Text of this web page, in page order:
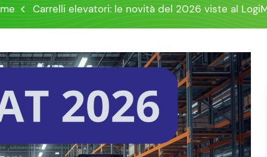
Carrelli elevatori: le novità del 2026 viste al